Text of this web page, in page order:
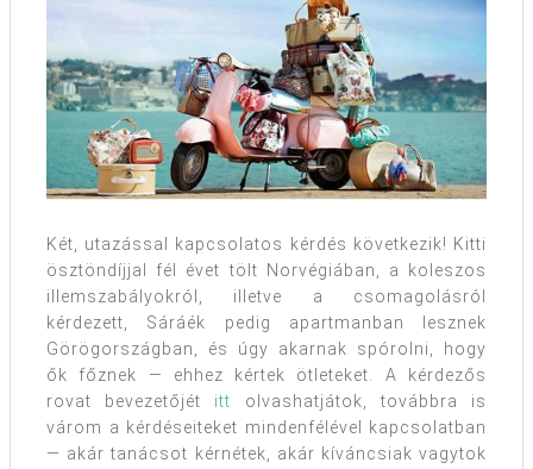
Két, utazással kapcsolatos kérdés következik! Kitti
ösztöndíjjal fél évet tölt Norvégiában, a koleszos
illemszabályokról, illetve a csomagolásról
kérdezett, Sáráék pedig apartmanban lesznek
Görögországban, és úgy akarnak spórolni, hogy
ők főznek — ehhez kértek ötleteket. A kérdezős
rovat bevezetőjét itt olvashatjátok, továbbra is
várom a kérdéseiteket mindenfélével kapcsolatban
— akár tanácsot kérnétek, akár kíváncsiak vagytok